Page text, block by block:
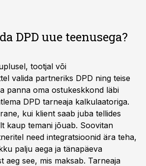
DPD uue teenusega?
tootjal või
valida partneriks DPD ning teise
panna oma ostukeskkond läbi
DPD tarneaja kalkulaatoriga.
kui klient saab juba tellides
kaup temani jõuab. Soovitan
need integratsioonid ära teha,
palju aega ja tänapäeva
aeg see, mis maksab. Tarneaja